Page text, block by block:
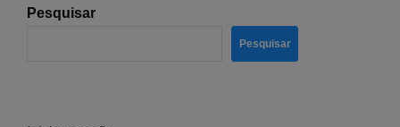
Pesquisar
Pesquisar